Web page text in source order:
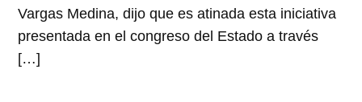
Vargas Medina, dijo que es atinada esta iniciativa
presentada en el congreso del Estado a través
[…]